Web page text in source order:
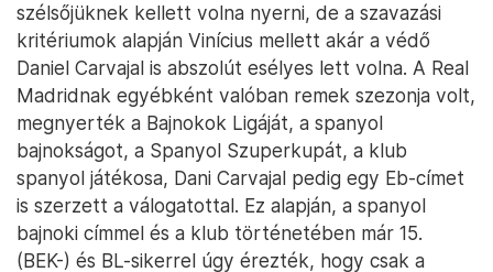
szélsőjüknek kellett volna nyerni, de a szavazási
kritériumok alapján Vinícius mellett akár a védő
Daniel Carvajal is abszolút esélyes lett volna. A Real
Madridnak egyébként valóban remek szezonja volt,
megnyerték a Bajnokok Ligáját, a spanyol
bajnokságot, a Spanyol Szuperkupát, a klub
spanyol játékosa, Dani Carvajal pedig egy Eb-címet
is szerzett a válogatottal. Ez alapján, a spanyol
bajnoki címmel és a klub történetében már 15.
(BEK-) és BL-sikerrel úgy érezték, hogy csak a